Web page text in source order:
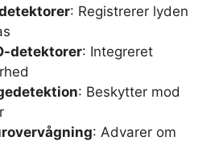
: Registrerer lyden
detektorer: Integreret
: Beskytter mod
: Advarer om